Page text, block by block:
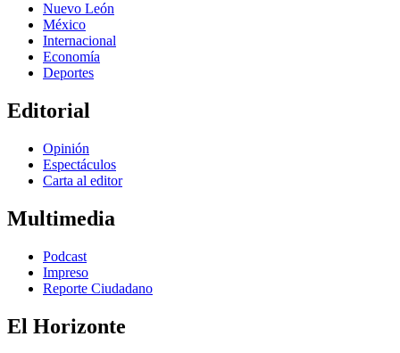
Nuevo León
México
Internacional
Economía
Deportes
Editorial
Opinión
Espectáculos
Carta al editor
Multimedia
Podcast
Impreso
Reporte Ciudadano
El Horizonte